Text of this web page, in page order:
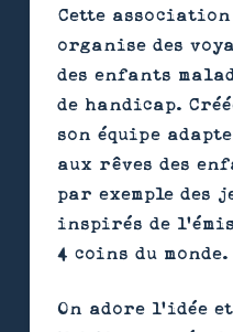
Cette association
organise des
des enfants
de handicap.
son équipe
aux rêves des
par exemple des
inspirés de
4 coins du monde.
On adore l’idée